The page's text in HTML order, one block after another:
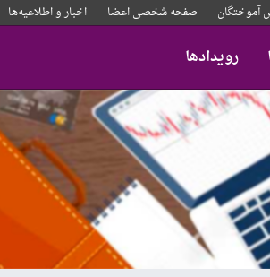
آموختگان صفحه شخصی اعضا اخبار و‌ اطلاعیه‌ها
رویدادها